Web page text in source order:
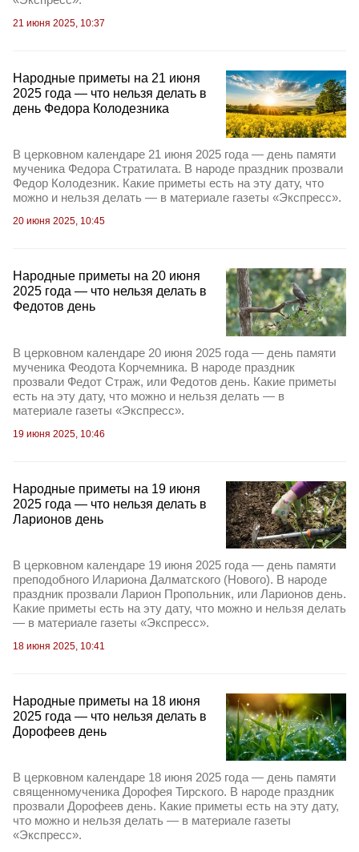
21 июня 2025, 10:37
Народные приметы на 21 июня
2025 года — что нельзя делать в
день Федора Колодезника
В церковном календаре 21 июня 2025 года — день памяти
мученика Федора Стратилата. В народе праздник прозвали
Федор Колодезник. Какие приметы есть на эту дату, что
можно и нельзя делать — в материале газеты «Экспресс».
20 июня 2025, 10:45
Народные приметы на 20 июня
2025 года — что нельзя делать в
Федотов день
В церковном календаре 20 июня 2025 года — день памяти
мученика Феодота Корчемника. В народе праздник
прозвали Федот Страж, или Федотов день. Какие приметы
есть на эту дату, что можно и нельзя делать — в
материале газеты «Экспресс».
19 июня 2025, 10:46
Народные приметы на 19 июня
2025 года — что нельзя делать в
Ларионов день
В церковном календаре 19 июня 2025 года — день памяти
преподобного Илариона Далматского (Нового). В народе
праздник прозвали Ларион Пропольник, или Ларионов день.
Какие приметы есть на эту дату, что можно и нельзя делать
— в материале газеты «Экспресс».
18 июня 2025, 10:41
Народные приметы на 18 июня
2025 года — что нельзя делать в
Дорофеев день
В церковном календаре 18 июня 2025 года — день памяти
священномученика Дорофея Тирского. В народе праздник
прозвали Дорофеев день. Какие приметы есть на эту дату,
что можно и нельзя делать — в материале газеты
«Экспресс».